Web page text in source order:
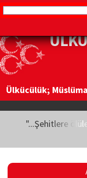
Ülkücülük;
"...Şehitlere